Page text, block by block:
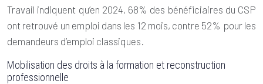
Travail indiquent qu’en 2024, 68% des bénéficiaires du CSP
ont retrouvé un emploi dans les 12 mois, contre 52% pour les
demandeurs d’emploi classiques.
Mobilisation des droits à la formation et reconstruction
professionnelle